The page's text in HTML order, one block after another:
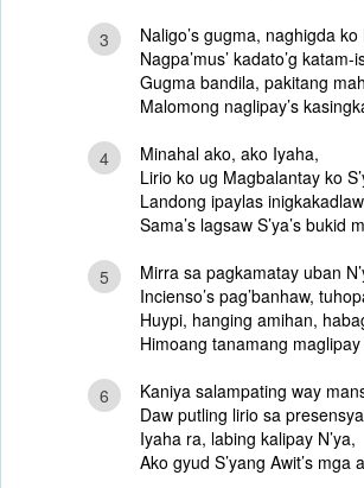
3
Naligo’s gugma, naghigda ko
Nagpa’mus’ kadato’g katam-
Gugma bandila, pakitang
Malomong naglipay’s
4
Minahal ako, ako Iyaha,
Lirio ko ug Magbalantay ko
Landong ipaylas
Sama’s lagsaw S’ya’s bukid
5
Mirra sa pagkamatay uban
Incienso’s pag’banhaw,
Huypi, hanging amihan,
Himoang tanamang maglipay
6
Kaniya salampating way
Daw putling lirio sa presensya
Iyaha ra, labing kalipay N’ya,
Ako gyud S’yang Awit’s mga